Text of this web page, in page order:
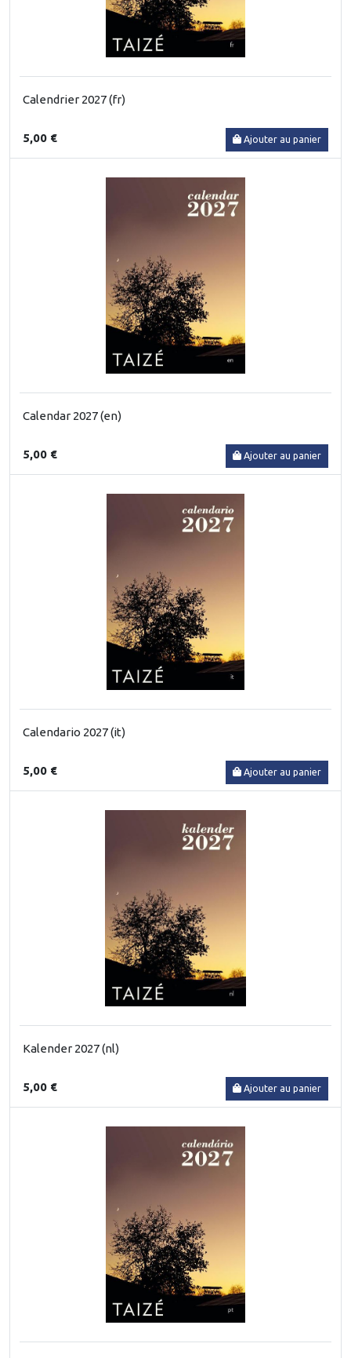
Calendrier 2027 (fr)
5,00 € Ajouter au panier
Calendar 2027 (en)
5,00 € Ajouter au panier
Calendario 2027 (it)
5,00 € Ajouter au panier
Kalender 2027 (nl)
5,00 € Ajouter au panier